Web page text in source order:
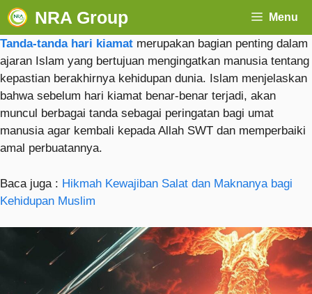
NRA Group Menu
Tanda-tanda hari kiamat merupakan bagian penting dalam
ajaran Islam yang bertujuan mengingatkan manusia tentang
kepastian berakhirnya kehidupan dunia. Islam menjelaskan
bahwa sebelum hari kiamat benar-benar terjadi, akan
muncul berbagai tanda sebagai peringatan bagi umat
manusia agar kembali kepada Allah SWT dan memperbaiki
amal perbuatannya.
Baca juga : Hikmah Kewajiban Salat dan Maknanya bagi
Kehidupan Muslim